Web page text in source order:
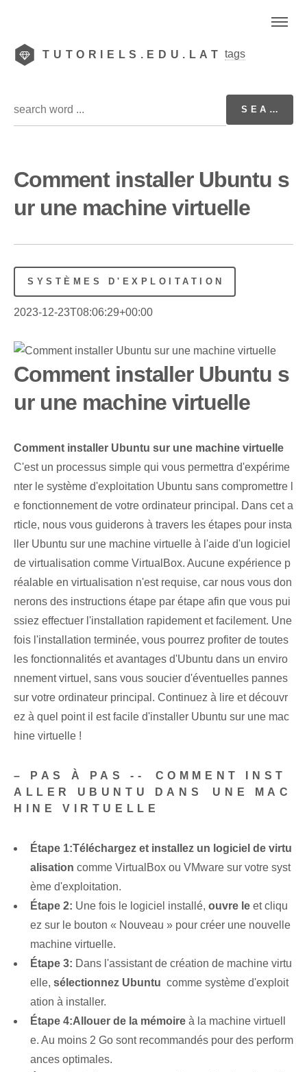
TUTORIELS.EDU.LAT tags
Comment installer Ubuntu s
ur une machine virtuelle
SYSTÈMES D'EXPLOITATION
2023-12-23T08:06:29+00:00
Comment installer Ubuntu s
ur une machine virtuelle
Comment installer Ubuntu sur une machine virtuelle
C'est un processus simple qui vous permettra d'expérime
nter le système d'exploitation Ubuntu sans compromettre l
e fonctionnement de votre ordinateur principal. Dans cet a
rticle, nous vous guiderons à travers les étapes pour insta
ller Ubuntu sur une machine virtuelle à l'aide d'un logiciel
de virtualisation comme VirtualBox. Aucune expérience p
réalable en virtualisation n'est requise, car nous vous don
nerons des instructions étape par étape afin que vous pui
ssiez effectuer l'installation rapidement et facilement. Une
fois l'installation terminée, vous pourrez profiter de toutes
les fonctionnalités et avantages d'Ubuntu dans un enviro
nnement virtuel, sans vous soucier d'éventuelles pannes
sur votre ordinateur principal. Continuez à lire et découvr
ez à quel point il est facile d'installer Ubuntu sur une mac
hine virtuelle !
– PAS À PAS -- ⁣COMMENT INST
ALLER UBUNTU DANS⁢ UNE MAC
HINE VIRTUELLE
Étape 1:Téléchargez et installez un logiciel de virtu
alisation comme VirtualBox ou VMware sur votre syst
ème d'exploitation.
Étape 2: Une fois le logiciel installé, ouvre le et cliqu
ez sur le bouton « Nouveau » pour créer une nouvelle
machine virtuelle.
Étape 3: Dans l'assistant de création de machine virtu
elle, sélectionnez Ubuntu ⁤ comme système d'exploit
ation à installer.
Étape 4:Allouer de la mémoire à ‌la⁤ machine virtuell
e. Au moins 2 Go sont recommandés pour des perform
ances optimales.